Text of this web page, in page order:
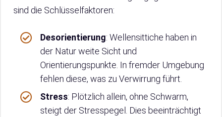
sind die Schlüsselfaktoren:
Desorientierung: Wellensittiche haben in
der Natur weite Sicht und
Orientierungspunkte. In fremder Umgebung
fehlen diese, was zu Verwirrung führt.
Stress: Plötzlich allein, ohne Schwarm,
steigt der Stresspegel. Dies beeinträchtigt